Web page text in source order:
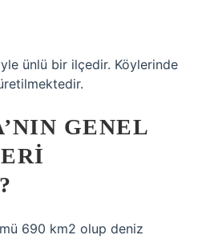
ünlü bir ilçedir. Köylerinde
GENEL
690 km2 olup deniz